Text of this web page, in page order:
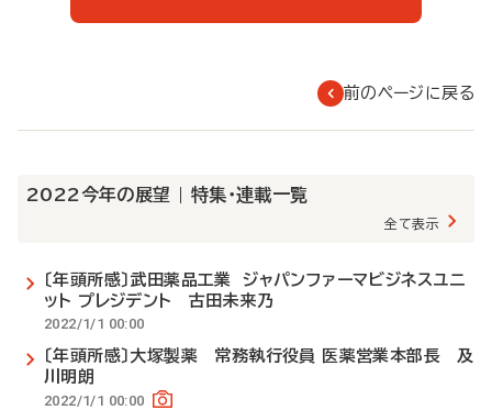
前のページに戻る
2022今年の展望 | 特集・連載一覧
全て表示
〔年頭所感〕武田薬品工業 ジャパンファーマビジネスユニ
ット プレジデント 古田未来乃
2022/1/1 00:00
〔年頭所感〕大塚製薬 常務執行役員 医薬営業本部長 及
川明朗
2022/1/1 00:00